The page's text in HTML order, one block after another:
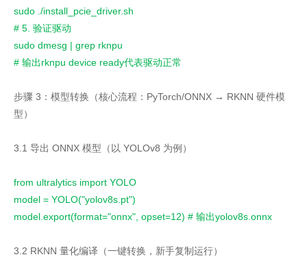
sudo ./install_pcie_driver.sh
# 5. 验证驱动
sudo dmesg | grep rknpu
# 输出rknpu device ready代表驱动正常
步骤 3：模型转换（核心流程：PyTorch/ONNX → RKNN 硬件模
型）
3.1 导出 ONNX 模型（以 YOLOv8 为例）
from ultralytics import YOLO
model = YOLO("yolov8s.pt")
model.export(format="onnx", opset=12) # 输出yolov8s.onnx
3.2 RKNN 量化编译（一键转换，新手复制运行）